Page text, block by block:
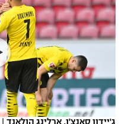
VOD
רץ ברשת
תוצאות
נבחרת ישראל
מכבי חיפה
בית"ר ירושלים
מכבי תל אביב
ליגה ספרדית
ליגה איטלקית
ליגה צרפתית
ליגה הולנדית
כדורסל נשים
מכבי תל אביב
הפועל חולון
הפועל ירושלים
יורוליג
טניס
כדוריד
כדורעף
שחייה
ג'יידון סאנצ'ו, ארלינג הולאנד |